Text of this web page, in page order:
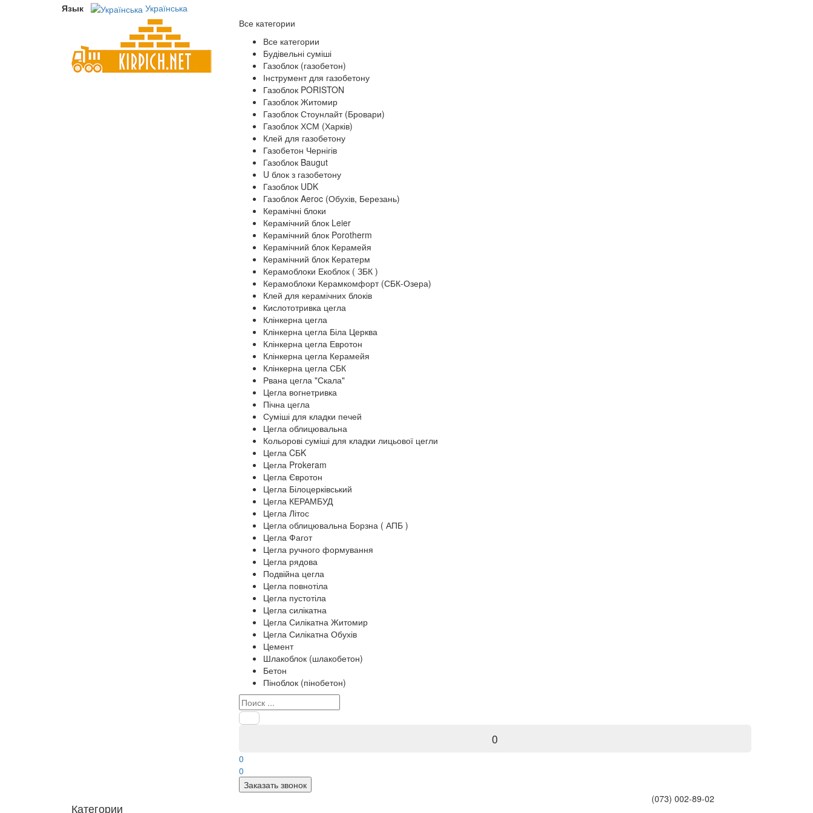
Язык
Українська
Все категории
Все категории
Будівельні суміші
Газоблок (газобетон)
Інструмент для газобетону
Газоблок PORISTON
Газоблок Житомир
Газоблок Стоунлайт (Бровари)
Газоблок ХСМ (Харків)
Клей для газобетону
Газобетон Чернігів
Газоблок Baugut
U блок з газобетону
Газоблок UDK
Газоблок Aeroc (Обухів, Березань)
Керамічні блоки
Керамічний блок Leier
Керамічний блок Porotherm
Керамічний блок Керамейя
Керамічний блок Кератерм
Керамоблоки Екоблок ( ЗБК )
Керамоблоки Керамкомфорт (СБК-Озера)
Клей для керамічних блоків
Кислототривка цегла
Клінкерна цегла
Клінкерна цегла Біла Церква
Клінкерна цегла Евротон
Клінкерна цегла Керамейя
Клінкерна цегла СБК
Рвана цегла "Скала"
Цегла вогнетривка
Пічна цегла
Суміші для кладки печей
Цегла облицювальна
Кольорові суміші для кладки лицьової цегли
Цегла CБK
Цегла Prokeram
Цегла Євротон
Цегла Білоцерківський
Цегла КЕРАМБУД
Цегла Літос
Цегла облицювальна Борзна ( АПБ )
Цегла Фагот
Цегла ручного формування
Цегла рядова
Подвійна цегла
Цегла повнотіла
Цегла пустотіла
Цегла силікатна
Цегла Силікатна Житомир
Цегла Силікатна Обухів
Цемент
Шлакоблок (шлакобетон)
Бетон
Піноблок (пінобетон)
0
0
0
Заказать звонок
Категории
(073) 002-89-02